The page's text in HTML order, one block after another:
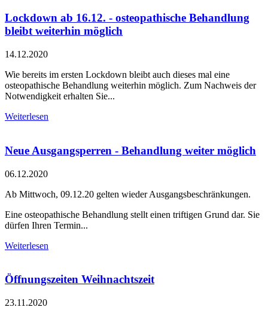
Lockdown ab 16.12. - osteopathische Behandlung
bleibt weiterhin möglich
14.12.2020
Wie bereits im ersten Lockdown bleibt auch dieses mal eine
osteopathische Behandlung weiterhin möglich. Zum Nachweis der
Notwendigkeit erhalten Sie...
Weiterlesen
Neue Ausgangsperren - Behandlung weiter möglich
06.12.2020
Ab Mittwoch, 09.12.20 gelten wieder Ausgangsbeschränkungen.
Eine osteopathische Behandlung stellt einen triftigen Grund dar. Sie
dürfen Ihren Termin...
Weiterlesen
Öffnungszeiten Weihnachtszeit
23.11.2020